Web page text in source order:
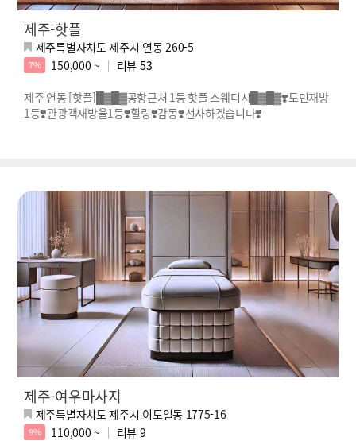
제주-핫플
제주특별자치도 제주시 연동 260-5
7% 150,000 ~ 리뷰 53
제주 연동 [핫플]█▓█▓공항근처 1등 핫플 스웨디시█▓█▓❣️도민재방
1등❣️관광객재방율1등❣️힐링❣️감동❣️선사하겠습니다❣️
제주-여우마사지
제주특별자치도 제주시 이도일동 1775-16
9% 110,000 ~ 리뷰 9